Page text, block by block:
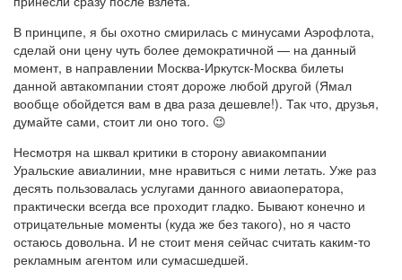
В принципе, я бы охотно смирилась с минусами Аэрофлота,
сделай они цену чуть более демократичной — на данный
момент, в направлении Москва-Иркутск-Москва билеты
данной автакомпании стоят дороже любой другой (Ямал
вообще обойдется вам в два раза дешевле!). Так что, друзья,
думайте сами, стоит ли оно того. 😉
Несмотря на шквал критики в сторону авиакомпании
Уральские авиалинии, мне нравиться с ними летать. Уже раз
десять пользовалась услугами данного авиаоператора,
практически всегда все проходит гладко. Бывают конечно и
отрицательные моменты (куда же без такого), но я часто
остаюсь довольна. И не стоит меня сейчас считать каким-то
рекламным агентом или сумасшедшей.